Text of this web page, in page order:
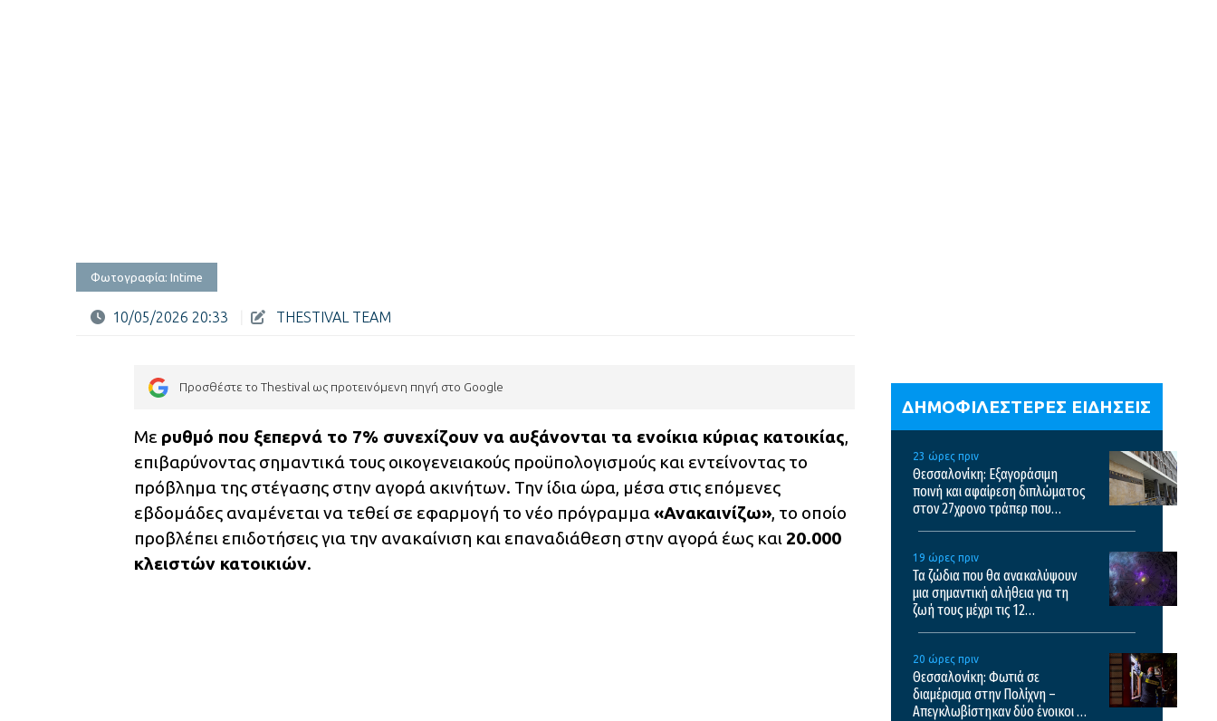
Φωτογραφία: Intime
10/05/2026 20:33 THESTIVAL TEAM
Προσθέστε το Thestival ως προτεινόμενη πηγή στο Google
Με ρυθμό που ξεπερνά το 7% συνεχίζουν να αυξάνονται τα ενοίκια κύριας κατοικίας,
επιβαρύνοντας σημαντικά τους οικογενειακούς προϋπολογισμούς και εντείνοντας το
πρόβλημα της στέγασης στην αγορά ακινήτων. Την ίδια ώρα, μέσα στις επόμενες
εβδομάδες αναμένεται να τεθεί σε εφαρμογή το νέο πρόγραμμα«Ανακαινίζω», το οποίο
προβλέπει επιδοτήσεις για την ανακαίνιση και επαναδιάθεση στην αγορά έως και20.000
κλειστών κατοικιών.
ΔΗΜΟΦΙΛΕΣΤΕΡΕΣ ΕΙΔΗΣΕΙΣ
23 ώρες πριν
Θεσσαλονίκη: Εξαγοράσιμη
ποινή και αφαίρεση διπλώματος
στον 27χρονο τράπερ που
19 ώρες πριν
Τα ζώδια που θα ανακαλύψουν
μια σημαντική αλήθεια για τη
ζωή τους μέχρι τις 12
20 ώρες πριν
Θεσσαλονίκη: Φωτιά σε
διαμέρισμα στην Πολίχνη –
Απεγκλωβίστηκαν δύο ένοικοι –